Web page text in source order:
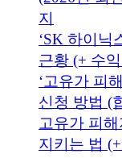
지
‘SK 하이닉
근황 (+ 수
‘고유가 피
신청 방법 (
고유가 피
지키는 법